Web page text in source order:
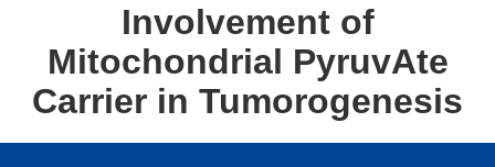
Involvement of
Mitochondrial PyruvAte
Carrier in Tumorogenesis